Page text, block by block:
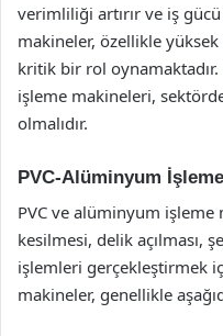
verimliliği artırır ve iş
makineler, özellikle
kritik bir rol
işleme makineleri,
olmalıdır.
PVC-Alüminyum
PVC ve alüminyum
kesilmesi, delik açılması,
işlemleri gerçekleştirmek
makineler, genellikle